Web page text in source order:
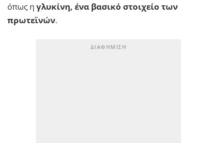
όπως η γλυκίνη, ένα βασικό στοιχείο των
πρωτεϊνών.